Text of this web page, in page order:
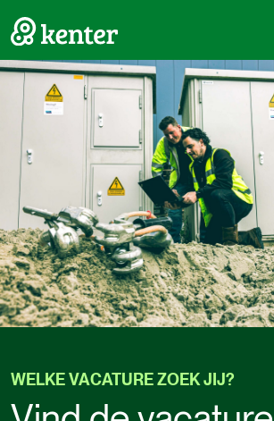
WELKEVACATUREZOEKJIJ?